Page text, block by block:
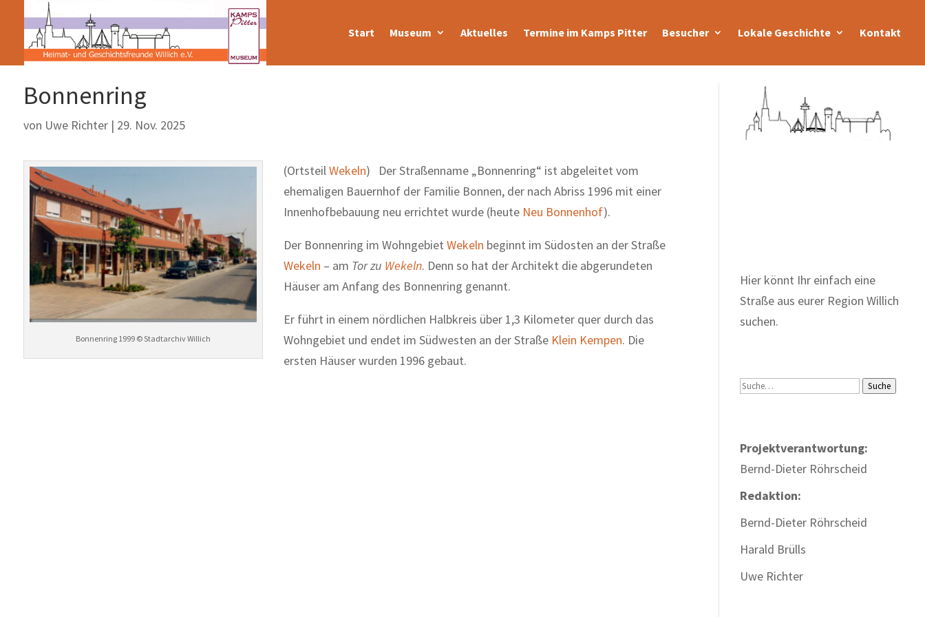
Start Museum Aktuelles Termine im Kamps Pitter Besucher Lokale Geschichte Kontakt
Bonnenring
von Uwe Richter| 29. Nov. 2025
Bonnenring 1999 © Stadtarchiv Willich
(Ortsteil Wekeln) Der Straßenname „Bonnenring“ ist abgeleitet vom
ehemaligen Bauernhof der Familie Bonnen, der nach Abriss 1996 mit einer
Innenhofbebauung neu errichtet wurde (heute Neu Bonnenhof).
Der Bonnenring im Wohngebiet Wekeln beginnt im Südosten an der Straße
Wekeln – am Tor zu Wekeln. Denn so hat der Architekt die abgerundeten
Häuser am Anfang des Bonnenring genannt.
Er führt in einem nördlichen Halbkreis über 1,3 Kilometer quer durch das
Wohngebiet und endet im Südwesten an der Straße Klein Kempen. Die
ersten Häuser wurden 1996 gebaut.
Hier könnt Ihr einfach eine
Straße aus eurer Region Willich
suchen.
Suche Suche
Projektverantwortung:
Bernd-Dieter Röhrscheid
Redaktion:
Bernd-Dieter Röhrscheid
Harald Brülls
Uwe Richter